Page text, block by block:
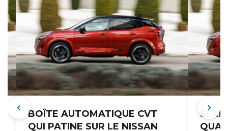
BOÎTE AUTOMATIQUE CVT
QUI PATINE SUR LE NISSAN